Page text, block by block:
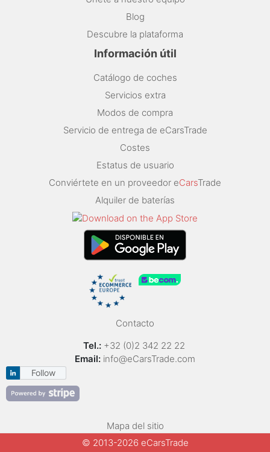
Blog
Descubre la plataforma
Información útil
Catálogo de coches
Servicios extra
Modos de compra
Servicio de entrega de eCarsTrade
Costes
Estatus de usuario
Conviértete en un proveedor eCarsTrade
Alquiler de baterías
Contacto
Tel.: +32 (0)2 342 22 22
Email: info@eCarsTrade.com
Follow
Mapa del sitio
© 2013-2026 eCarsTrade